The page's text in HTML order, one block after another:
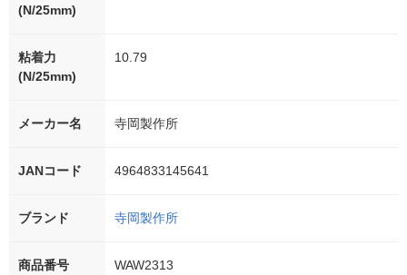
(N/25mm)
粘着力
(N/25mm)
10.79
メーカー名 寺岡製作所
JANコード 4964833145641
ブランド 寺岡製作所
商品番号 WAW2313